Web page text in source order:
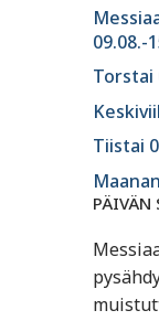
09.08.-
Torstai
Tiistai
PÄIVÄN